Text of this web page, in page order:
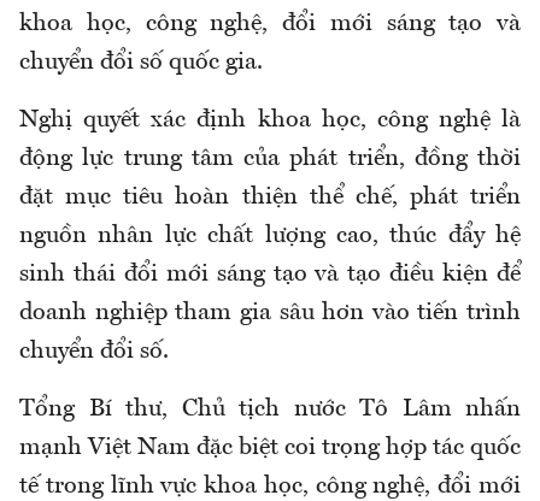
khoa học, công nghệ, đổi mới sáng tạo và
chuyển đổi số quốc gia.
Nghị quyết xác định khoa học, công nghệ là
động lực trung tâm của phát triển, đồng thời
đặt mục tiêu hoàn thiện thể chế, phát triển
nguồn nhân lực chất lượng cao, thúc đẩy hệ
sinh thái đổi mới sáng tạo và tạo điều kiện để
doanh nghiệp tham gia sâu hơn vào tiến trình
chuyển đổi số.
Tổng Bí thư, Chủ tịch nước Tô Lâm nhấn
mạnh Việt Nam đặc biệt coi trọng hợp tác quốc
tế trong lĩnh vực khoa học, công nghệ, đổi mới